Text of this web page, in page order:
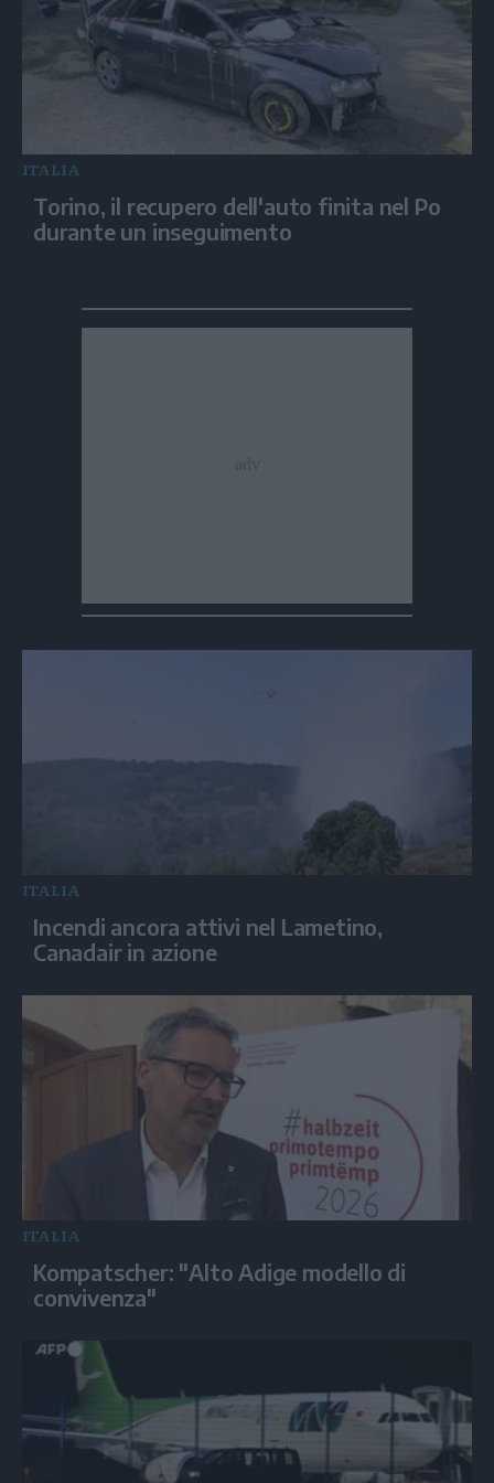
ITALIA
Torino, il recupero dell'auto finita nel Po
durante un inseguimento
ITALIA
Incendi ancora attivi nel Lametino,
Canadair in azione
ITALIA
Kompatscher: "Alto Adige modello di
convivenza"